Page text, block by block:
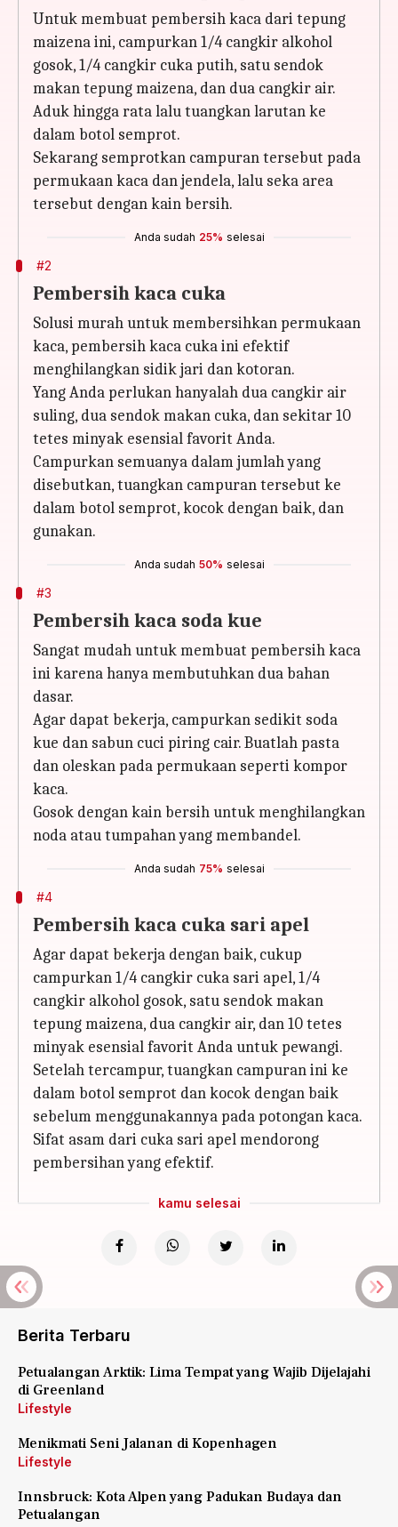
Untuk membuat pembersih kaca dari tepung
maizena ini, campurkan 1/4 cangkir alkohol
gosok, 1/4 cangkir cuka putih, satu sendok
makan tepung maizena, dan dua cangkir air.
Aduk hingga rata lalu tuangkan larutan ke
dalam botol semprot.
Sekarang semprotkan campuran tersebut pada
permukaan kaca dan jendela, lalu seka area
tersebut dengan kain bersih.
Anda sudah 25% selesai
#2
Pembersih kaca cuka
Solusi murah untuk membersihkan permukaan
kaca, pembersih kaca cuka ini efektif
menghilangkan sidik jari dan kotoran.
Yang Anda perlukan hanyalah dua cangkir air
suling, dua sendok makan cuka, dan sekitar 10
tetes minyak esensial favorit Anda.
Campurkan semuanya dalam jumlah yang
disebutkan, tuangkan campuran tersebut ke
dalam botol semprot, kocok dengan baik, dan
gunakan.
Anda sudah 50% selesai
#3
Pembersih kaca soda kue
Sangat mudah untuk membuat pembersih kaca
ini karena hanya membutuhkan dua bahan
dasar.
Agar dapat bekerja, campurkan sedikit soda
kue dan sabun cuci piring cair. Buatlah pasta
dan oleskan pada permukaan seperti kompor
kaca.
Gosok dengan kain bersih untuk menghilangkan
noda atau tumpahan yang membandel.
Anda sudah 75% selesai
#4
Pembersih kaca cuka sari apel
Agar dapat bekerja dengan baik, cukup
campurkan 1/4 cangkir cuka sari apel, 1/4
cangkir alkohol gosok, satu sendok makan
tepung maizena, dua cangkir air, dan 10 tetes
minyak esensial favorit Anda untuk pewangi.
Setelah tercampur, tuangkan campuran ini ke
dalam botol semprot dan kocok dengan baik
sebelum menggunakannya pada potongan kaca.
Sifat asam dari cuka sari apel mendorong
pembersihan yang efektif.
kamu selesai
Berita Terbaru
Petualangan Arktik: Lima Tempat yang Wajib Dijelajahi
di Greenland
Lifestyle
Menikmati Seni Jalanan di Kopenhagen
Lifestyle
Innsbruck: Kota Alpen yang Padukan Budaya dan
Petualangan